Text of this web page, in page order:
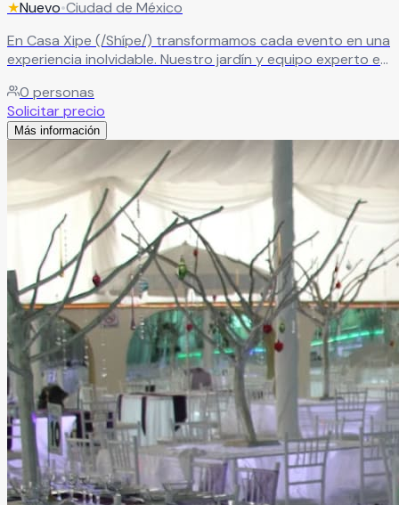
★Nuevo•Ciudad de México
En Casa Xipe (/Shípe/) transformamos cada evento en una
experiencia inolvidable. Nuestro jardín y equipo experto en
magia, cuidando cada detalle para sorprender a tus
invitados.Leer más
0 personas
Solicitar precio
Más información